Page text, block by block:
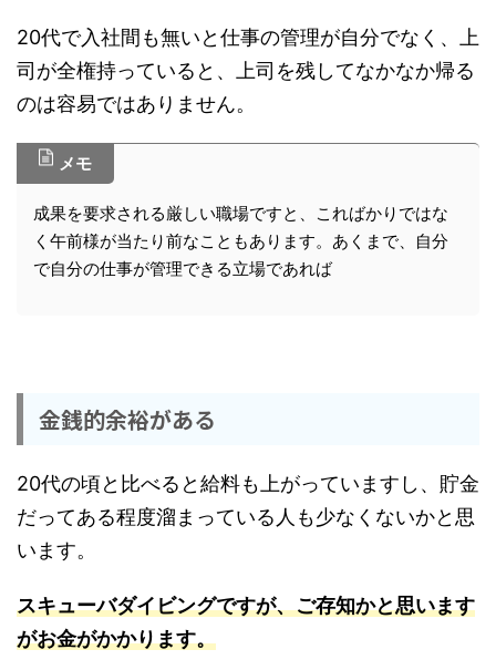
20代で入社間も無いと仕事の管理が自分でなく、上
司が全権持っていると、上司を残してなかなか帰る
のは容易ではありません。
メモ
成果を要求される厳しい職場ですと、こればかりではな
く午前様が当たり前なこともあります。あくまで、自分
で自分の仕事が管理できる立場であれば
金銭的余裕がある
20代の頃と比べると給料も上がっていますし、貯金
だってある程度溜まっている人も少なくないかと思
います。
スキューバダイビングですが、ご存知かと思います
がお金がかかります。